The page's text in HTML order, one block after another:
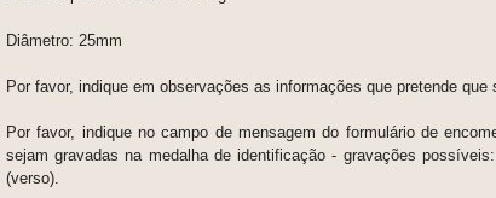
Diâmetro: 25mm
Por favor, indique em observações as informações que pretende
Por favor, indique no campo de mensagem do formulário de
sejam gravadas na medalha de identificação - gravações
(verso).